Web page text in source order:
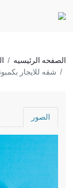
الصفحه الرئيسيه
شقه للايجار
الصور